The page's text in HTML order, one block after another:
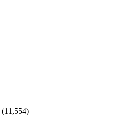
(11,554)